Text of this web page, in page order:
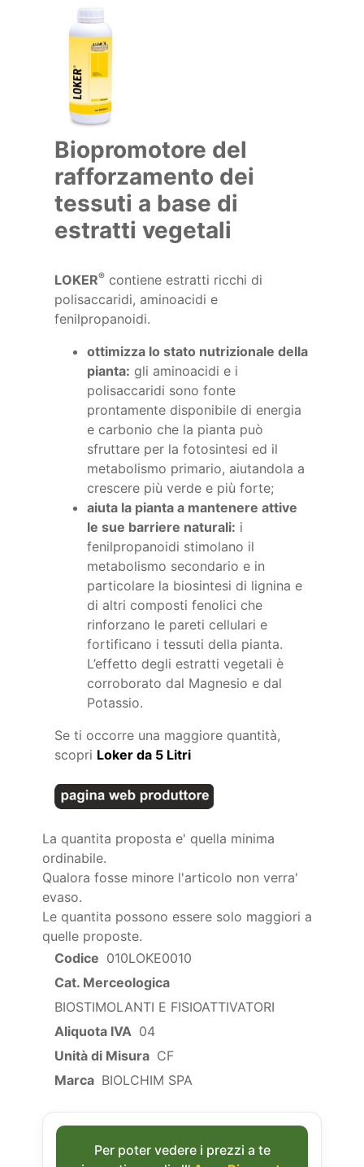
Biopromotore del
rafforzamento dei
tessuti a base di
estratti vegetali
LOKER® contiene estratti ricchi di
polisaccaridi, aminoacidi e
fenilpropanoidi.
ottimizza lo stato nutrizionale della
pianta: gli aminoacidi e i
polisaccaridi sono fonte
prontamente disponibile di energia
e carbonio che la pianta può
sfruttare per la fotosintesi ed il
metabolismo primario, aiutandola a
crescere più verde e più forte;
aiuta la pianta a mantenere attive
le sue barriere naturali: i
fenilpropanoidi stimolano il
metabolismo secondario e in
particolare la biosintesi di lignina e
di altri composti fenolici che
rinforzano le pareti cellulari e
fortificano i tessuti della pianta.
L’effetto degli estratti vegetali è
corroborato dal Magnesio e dal
Potassio.
Se ti occorre una maggiore quantità,
scopri Loker da 5 Litri
La quantita proposta e' quella minima
ordinabile.
Qualora fosse minore l'articolo non verra'
evaso.
Le quantita possono essere solo maggiori a
quelle proposte.
Codice 010LOKE0010
Cat. Merceologica
BIOSTIMOLANTI E FISIOATTIVATORI
Aliquota IVA 04
Unità di Misura CF
Marca BIOLCHIM SPA
Per poter vedere i prezzi a te